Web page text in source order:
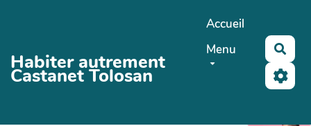
Habiter autrement
Castanet Tolosan
Accueil
Menu